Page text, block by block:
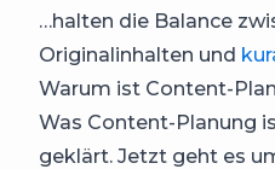
…halten die Balance
Originalinhalten und
Warum ist Content-
Was Content-Planung
geklärt. Jetzt geht es